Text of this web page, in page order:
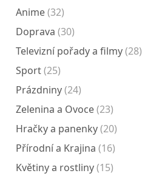
Anime(32)
Doprava (30)
Televizní pořady a filmy(28)
Sport(25)
Prázdniny(24)
Zelenina a Ovoce(23)
Hračky a panenky(20)
Přírodní a Krajina (16)
Květiny a rostliny(15)